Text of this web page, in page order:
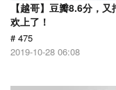
【越哥】豆瓣8.6分，
欢上了！
# 475
2019-10-28 06:08